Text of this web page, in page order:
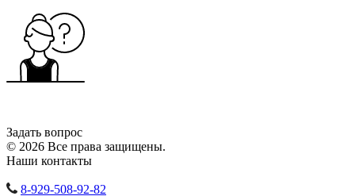
Задать вопрос
© 2026 Все права защищены.
Наши контакты
8-929-508-92-82